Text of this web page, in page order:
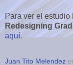
Para ver el estudio
Redesigning
aquí.
Juan Tito Melendez